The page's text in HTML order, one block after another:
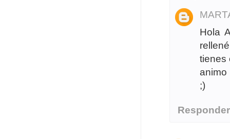
Hola
tienes
animo
;)
Responder